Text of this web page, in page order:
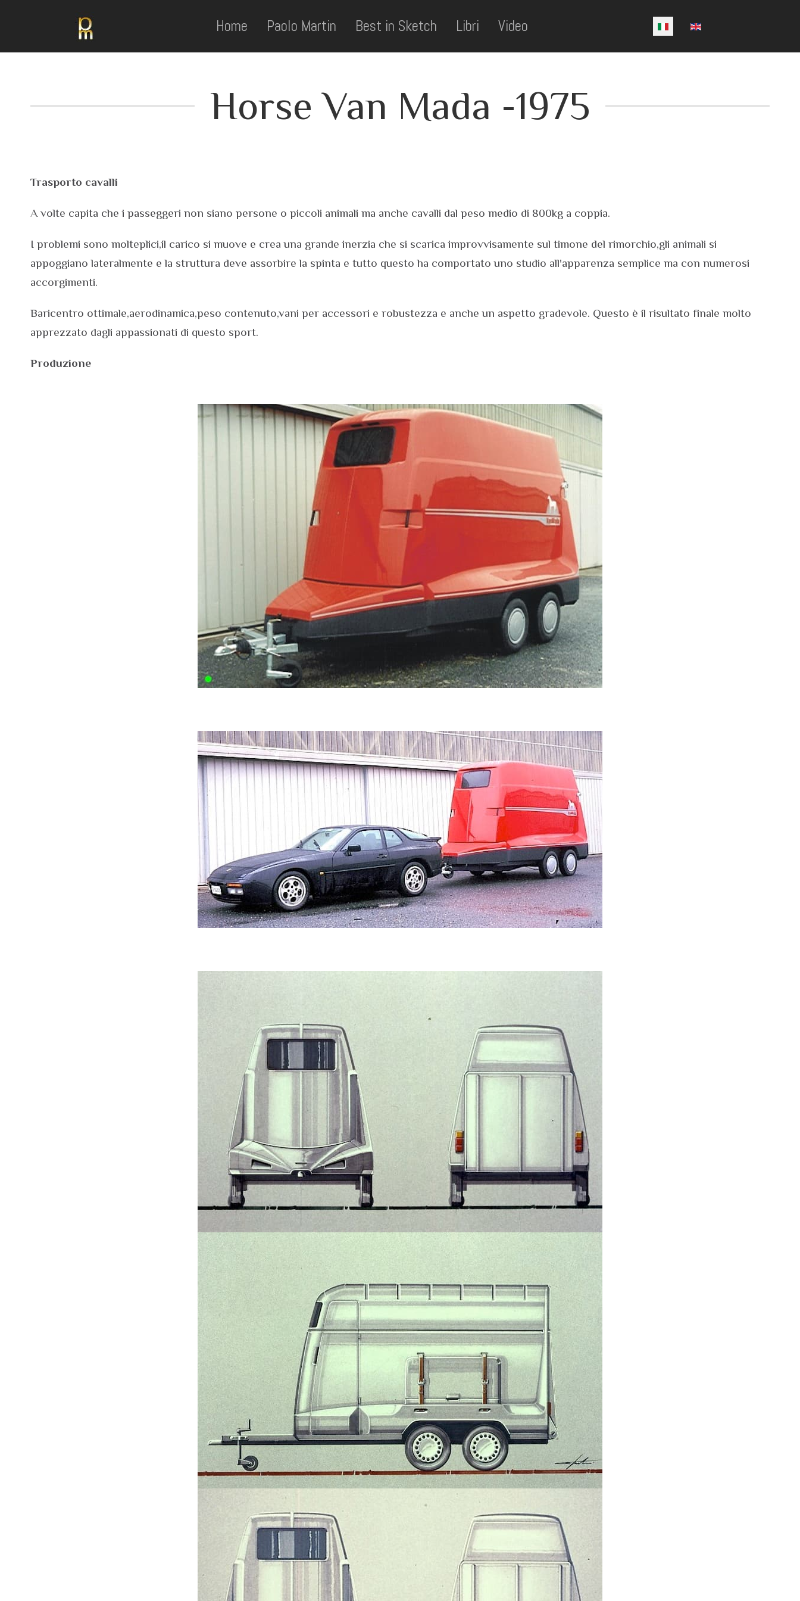
Home Paolo Martin Best in Sketch Libri Video Seleziona la tua lingua
Horse Van Mada -1975
Trasporto cavalli
A volte capita che i passeggeri non siano persone o piccoli animali ma anche cavalli dal peso medio di 800kg a coppia.
I problemi sono molteplici,il carico si muove e crea una grande inerzia che si scarica improvvisamente sul timone del rimorchio,gli animali si
appoggiano lateralmente e la struttura deve assorbire la spinta e tutto questo ha comportato uno studio all'apparenza semplice ma con numerosi
accorgimenti.
Baricentro ottimale,aerodinamica,peso contenuto,vani per accessori e robustezza e anche un aspetto gradevole. Questo è il risultato finale molto
apprezzato dagli appassionati di questo sport.
Produzione